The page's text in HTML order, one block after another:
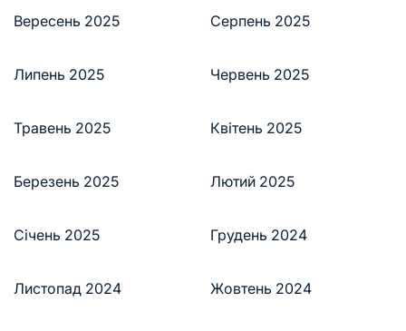
Вересень 2025 Серпень 2025
Липень 2025 Червень 2025
Травень 2025 Квітень 2025
Березень 2025 Лютий 2025
Січень 2025 Грудень 2024
Листопад 2024 Жовтень 2024